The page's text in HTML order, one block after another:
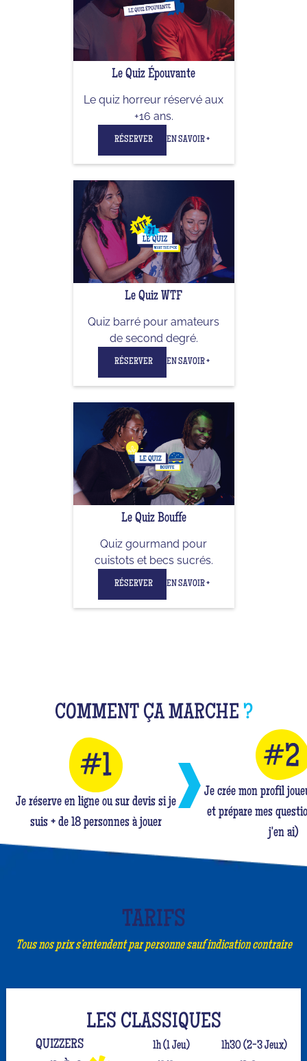
Le Quiz Épouvante
Le quiz horreur réservé aux
+16 ans.
RÉSERVER EN SAVOIR +
Le Quiz WTF
Quiz barré pour amateurs
de second degré.
RÉSERVER EN SAVOIR +
Le Quiz Bouffe
Quiz gourmand pour
cuistots et becs sucrés.
RÉSERVER EN SAVOIR +
COMMENT ÇA MARCHE ?
Je réserve en ligne ou sur devis si je
suis + de 18 personnes à jouer
Je crée mon profil
et prépare mes
j'en ai)
TARIFS
Tous nos prix s’entendent par personne sauf indication contraire
LES CLASSIQUES
QUIZZERS 1h (1 Jeu) 1h30 (2-3 Jeux)